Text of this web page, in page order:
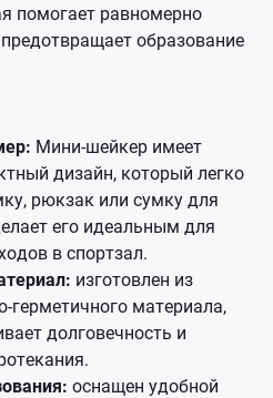
помогает равномерно
образование
Мини-шейкер имеет
дизайн, который легко
рюкзак или сумку для
его идеальным для
в спортзал.
изготовлен из
герметичного материала,
долговечность и
оснащен удобной